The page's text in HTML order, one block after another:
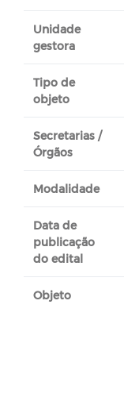
Unidade
gestora
Tipo de
objeto
Secretarias /
Órgãos
Modalidade
Data de
publicação
do edital
Objeto